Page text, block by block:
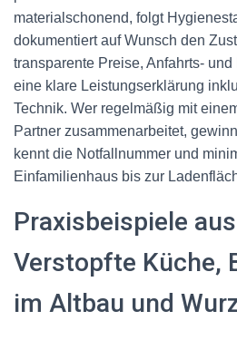
materialschonend, folgt
dokumentiert auf Wunsch den
transparente Preise, Anfahrts-
eine klare Leistungserklärung
Technik. Wer regelmäßig mit
Partner zusammenarbeitet,
kennt die Notfallnummer und
Einfamilienhaus bis zur
Praxisbeispiele
Verstopfte Küche,
im Altbau und